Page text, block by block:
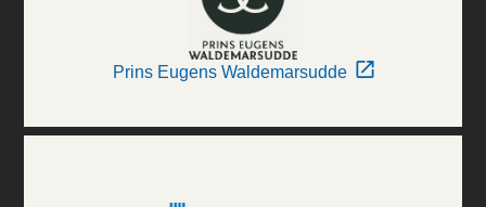
Prins Eugens Waldemarsudde